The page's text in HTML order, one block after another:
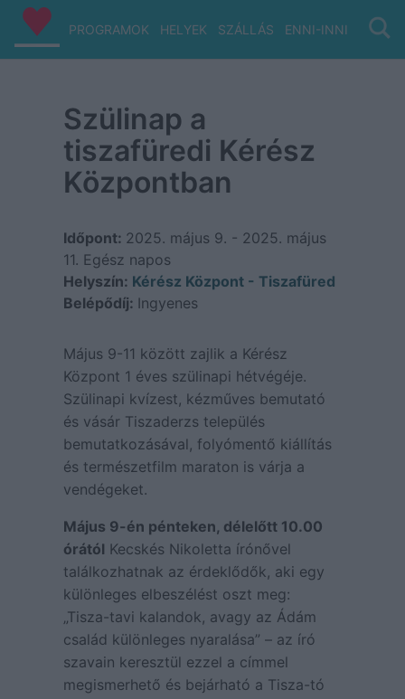
PROGRAMOK HELYEK SZÁLLÁS ENNI-INNI VIZ/
Szülinap a
tiszafüredi Kérész
Központban
Időpont: 2025. május 9. - 2025. május
11. Egész napos
Helyszín: Kérész Központ - Tiszafüred
Belépődíj: Ingyenes
Május 9-11 között zajlik a Kérész
Központ 1 éves szülinapi hétvégéje.
Szülinapi kvízest, kézműves bemutató
és vásár Tiszaderzs település
bemutatkozásával, folyómentő kiállítás
és természetfilm maraton is várja a
vendégeket.
Május 9-én pénteken, délelőtt 10.00
órától Kecskés Nikoletta írónővel
találkozhatnak az érdeklődők, aki egy
különleges elbeszélést oszt meg:
„Tisza-tavi kalandok, avagy az Ádám
család különleges nyaralása” – az író
szavain keresztül ezzel a címmel
megismerhető és bejárható a Tisza-tó